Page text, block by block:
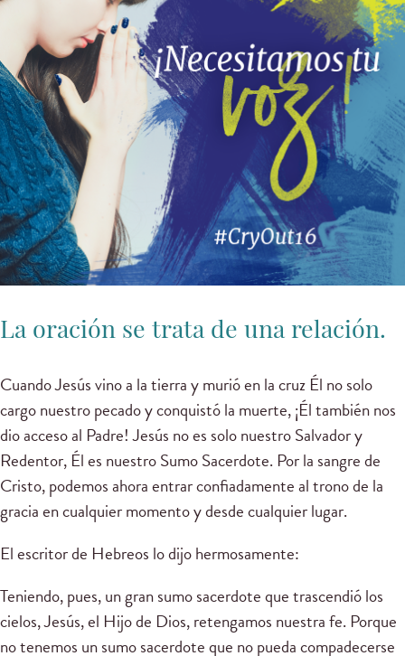
La oración se trata de una relación.
Cuando Jesús vino a la tierra y murió en la cruz Él no solo
cargo nuestro pecado y conquistó la muerte, ¡Él también nos
dio acceso al Padre! Jesús no es solo nuestro Salvador y
Redentor, Él es nuestro Sumo Sacerdote. Por la sangre de
Cristo, podemos ahora entrar confiadamente al trono de la
gracia en cualquier momento y desde cualquier lugar.
El escritor de Hebreos lo dijo hermosamente:
Teniendo, pues, un gran sumo sacerdote que trascendió los
cielos, Jesús, el Hijo de Dios, retengamos nuestra fe. Porque
no tenemos un sumo sacerdote que no pueda compadecerse